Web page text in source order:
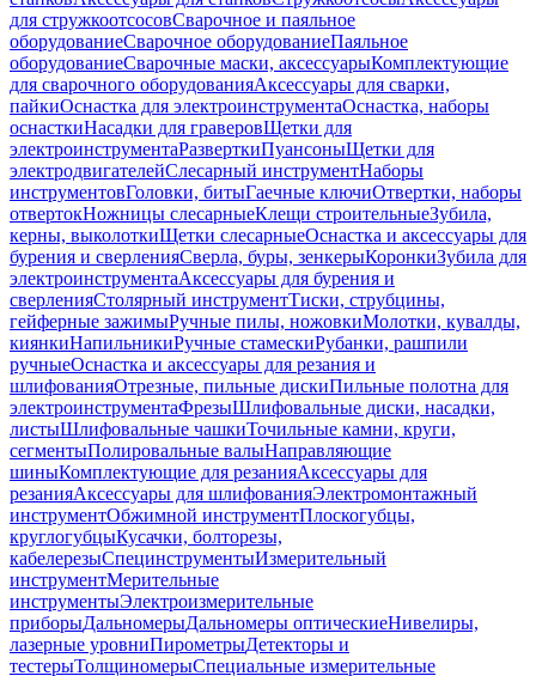
для стружкоотсосовСварочное и паяльное
оборудованиеСварочное оборудованиеПаяльное
оборудованиеСварочные маски, аксессуарыКомплектующие
для сварочного оборудованияАксессуары для сварки,
пайкиОснастка для электроинструментаОснастка, наборы
оснасткиНасадки для граверовЩетки для
электроинструментаРазверткиПуансоныЩетки для
электродвигателейСлесарный инструментНаборы
инструментовГоловки, битыГаечные ключиОтвертки, наборы
отвертокНожницы слесарныеКлещи строительныеЗубила,
керны, выколоткиЩетки слесарныеОснастка и аксессуары для
бурения и сверленияСверла, буры, зенкерыКоронкиЗубила для
электроинструментаАксессуары для бурения и
сверленияСтолярный инструментТиски, струбцины,
гейферные зажимыРучные пилы, ножовкиМолотки, кувалды,
киянкиНапильникиРучные стамескиРубанки, рашпили
ручныеОснастка и аксессуары для резания и
шлифованияОтрезные, пильные дискиПильные полотна для
электроинструментаФрезыШлифовальные диски, насадки,
листыШлифовальные чашкиТочильные камни, круги,
сегментыПолировальные валыНаправляющие
шиныКомплектующие для резанияАксессуары для
резанияАксессуары для шлифованияЭлектромонтажный
инструментОбжимной инструментПлоскогубцы,
круглогубцыКусачки, болторезы,
кабелерезыСпецинструментыИзмерительный
инструментМерительные
инструментыЭлектроизмерительные
приборыДальномерыДальномеры оптическиеНивелиры,
лазерные уровниПирометрыДетекторы и
тестерыТолщиномерыСпециальные измерительные